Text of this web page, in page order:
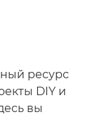
ресурс
DIY и
вы